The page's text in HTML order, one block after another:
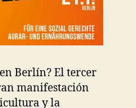
Berlín? El tercer
manifestación
y la